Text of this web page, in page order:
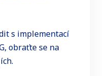
(ZŠ)
strojové
s implementací
obraťte se na